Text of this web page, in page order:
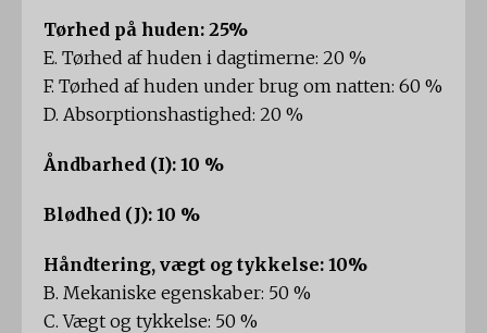
Tørhed på huden: 25%
E. Tørhed af huden i dagtimerne: 20 %
F. Tørhed af huden under brug om natten: 60 %
D. Absorptionshastighed: 20 %
Åndbarhed (I): 10 %
Blødhed (J): 10 %
Håndtering, vægt og tykkelse: 10%
B. Mekaniske egenskaber: 50 %
C. Vægt og tykkelse: 50 %